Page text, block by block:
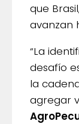
que
avanzan
“La
desafío
la
agregar